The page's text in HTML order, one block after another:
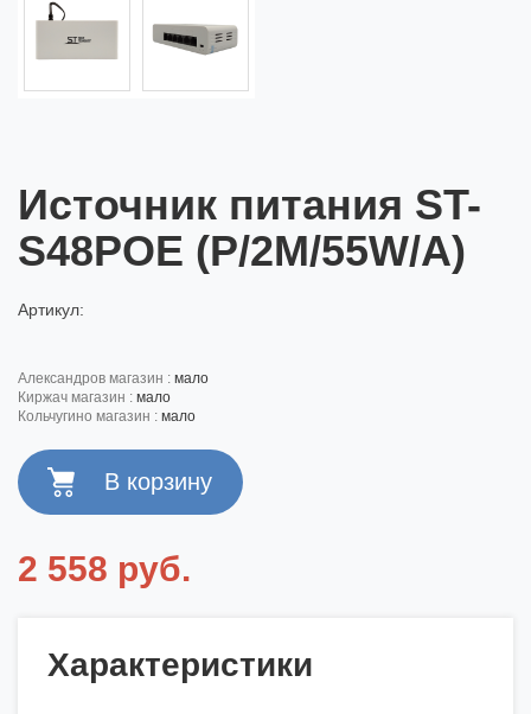
Источник питания ST-
S48POE (P/2М/55W/А)
Артикул:
александров магазин : мало
киржач магазин : мало
кольчугино магазин : мало
2 558 руб.
Характеристики